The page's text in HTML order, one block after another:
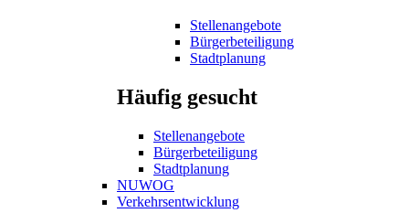
Stellenangebote
Bürgerbeteiligung
Stadtplanung
Häufig gesucht
Stellenangebote
Bürgerbeteiligung
Stadtplanung
NUWOG
Verkehrsentwicklung